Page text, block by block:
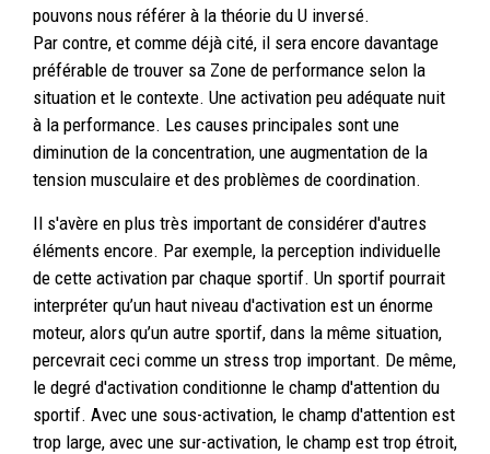
pouvons nous référer à la théorie du U inversé.
Par contre, et comme déjà cité, il sera encore davantage
préférable de trouver sa Zone de performance selon la
situation et le contexte. Une activation peu adéquate nuit
à la performance. Les causes principales sont une
diminution de la concentration, une augmentation de la
tension musculaire et des problèmes de coordination.
Il s'avère en plus très important de considérer d'autres
éléments encore. Par exemple, la perception individuelle
de cette activation par chaque sportif. Un sportif pourrait
interpréter qu’un haut niveau d'activation est un énorme
moteur, alors qu’un autre sportif, dans la même situation,
percevrait ceci comme un stress trop important. De même,
le degré d'activation conditionne le champ d'attention du
sportif. Avec une sous-activation, le champ d'attention est
trop large, avec une sur-activation, le champ est trop étroit,